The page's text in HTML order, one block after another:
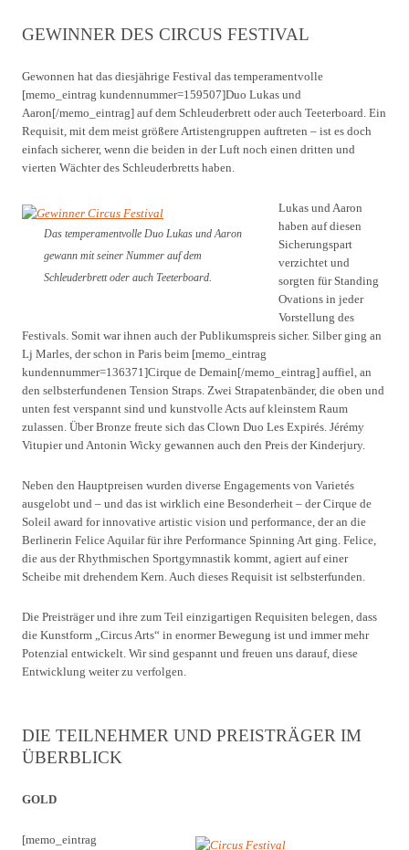
GEWINNER DES CIRCUS FESTIVAL
Gewonnen hat das diesjährige Festival das temperamentvolle
[memo_eintrag kundennummer=159507]Duo Lukas und
Aaron[/memo_eintrag] auf dem Schleuderbrett oder auch Teeterboard. Ein
Requisit, mit dem meist größere Artistengruppen auftreten – ist es doch
einfach sicherer, wenn die beiden in der Luft noch einen dritten und
vierten Wächter des Schleuderbretts haben.
Das temperamentvolle Duo Lukas und Aaron
gewann mit seiner Nummer auf dem
Schleuderbrett oder auch Teeterboard.
Lukas und Aaron
haben auf diesen
Sicherungspart
verzichtet und
sorgten für Standing
Ovations in jeder
Vorstellung des
Festivals. Somit war ihnen auch der Publikumspreis sicher. Silber ging an
Lj Marles, der schon in Paris beim [memo_eintrag
kundennummer=136371]Cirque de Demain[/memo_eintrag] auffiel, an
den selbsterfundenen Tension Straps. Zwei Strapatenbänder, die oben und
unten fest verspannt sind und kunstvolle Acts auf kleinstem Raum
zulassen. Über Bronze freute sich das Clown Duo Les Expirés. Jérémy
Vitupier und Antonin Wicky gewannen auch den Preis der Kinderjury.
Neben den Hauptpreisen wurden diverse Engagements von Varietés
ausgelobt und – und das ist wirklich eine Besonderheit – der Cirque de
Soleil award for innovative artistic vision und performance, der an die
Berlinerin Felice Aquilar für ihre Performance Spinning Art ging. Felice,
die aus der Rhythmischen Sportgymnastik kommt, agiert auf einer
Scheibe mit drehendem Kern. Auch dieses Requisit ist selbsterfunden.
Die Preisträger und ihre zum Teil einzigartigen Requisiten belegen, dass
die Kunstform „Circus Arts“ in enormer Bewegung ist und immer mehr
Potenzial entwickelt. Wir sind gespannt und freuen uns darauf, diese
Entwicklung weiter zu verfolgen.
DIE TEILNEHMER UND PREISTRÄGER IM
ÜBERBLICK
GOLD
[memo_eintrag